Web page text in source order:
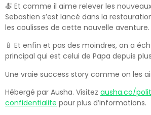
🍝 Et comme il aime relever les
Sebastien s’est lancé dans la
les coulisses de cette nouvelle aventure.
🍼 Et enfin et pas des moindres, on a
principal qui est celui de Papa depuis
Une vraie success story comme on les
Hébergé par Ausha. Visitez ausha.co/
confidentialite pour plus d’informations.